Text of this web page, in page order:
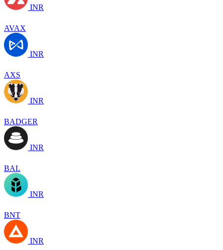
INR
AVAX
INR
AXS
INR
BADGER
INR
BAL
INR
BNT
INR